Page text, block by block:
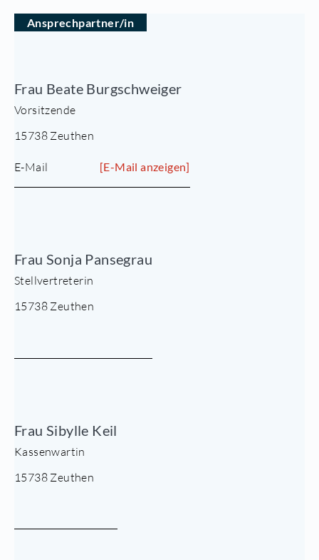
Ansprechpartner/in
Frau Beate Burgschweiger
Vorsitzende
15738 Zeuthen
E-Mail [E-Mail anzeigen]
Frau Sonja Pansegrau
Stellvertreterin
15738 Zeuthen
Frau Sibylle Keil
Kassenwartin
15738 Zeuthen